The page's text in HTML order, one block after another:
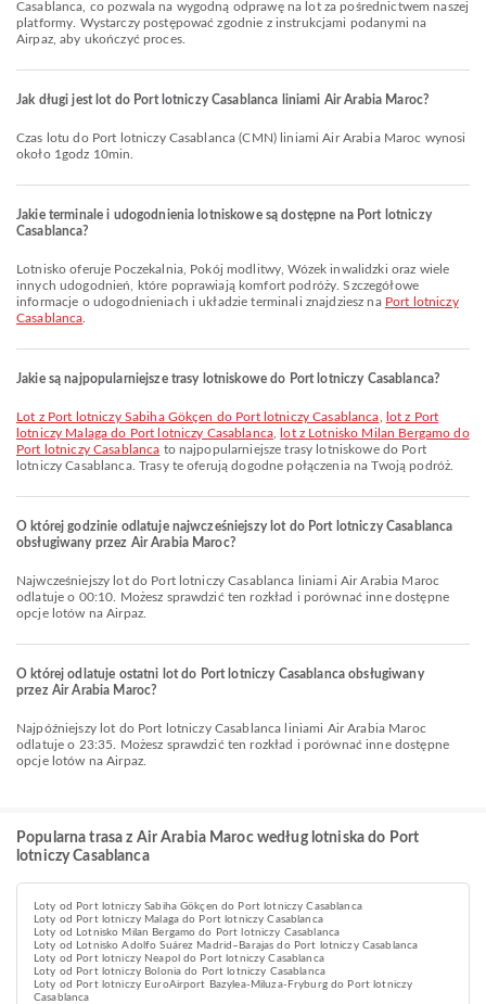
Casablanca, co pozwala na wygodną odprawę na lot za pośrednictwem naszej
platformy. Wystarczy postępować zgodnie z instrukcjami podanymi na
Airpaz, aby ukończyć proces.
Jak długi jest lot do Port lotniczy Casablanca liniami Air Arabia Maroc?
Czas lotu do Port lotniczy Casablanca (CMN) liniami Air Arabia Maroc wynosi
około 1godz 10min.
Jakie terminale i udogodnienia lotniskowe są dostępne na Port lotniczy
Casablanca?
Lotnisko oferuje Poczekalnia, Pokój modlitwy, Wózek inwalidzki oraz wiele
innych udogodnień, które poprawiają komfort podróży. Szczegółowe
informacje o udogodnieniach i układzie terminali znajdziesz na Port lotniczy
Casablanca
Jakie są najpopularniejsze trasy lotniskowe do Port lotniczy Casablanca?
lot z Port lotniczy Sabiha Gökçen do Port lotniczy Casablanca
lot z Port
lotniczy Malaga do Port lotniczy Casablanca
lot z Lotnisko Milan Bergamo do
Port lotniczy Casablanca to najpopularniejsze trasy lotniskowe do Port
lotniczy Casablanca. Trasy te oferują dogodne połączenia na Twoją podróż.
O której godzinie odlatuje najwcześniejszy lot do Port lotniczy Casablanca
obsługiwany przez Air Arabia Maroc?
Najwcześniejszy lot do Port lotniczy Casablanca liniami Air Arabia Maroc
odlatuje o 00:10. Możesz sprawdzić ten rozkład i porównać inne dostępne
opcje lotów na Airpaz.
O której odlatuje ostatni lot do Port lotniczy Casablanca obsługiwany
przez Air Arabia Maroc?
Najpóźniejszy lot do Port lotniczy Casablanca liniami Air Arabia Maroc
odlatuje o 23:35. Możesz sprawdzić ten rozkład i porównać inne dostępne
opcje lotów na Airpaz.
Popularna trasa z Air Arabia Maroc według lotniska do Port
lotniczy Casablanca
Loty od Port lotniczy Sabiha Gökçen do Port lotniczy Casablanca
Loty od Port lotniczy Malaga do Port lotniczy Casablanca
Loty od Lotnisko Milan Bergamo do Port lotniczy Casablanca
Loty od Lotnisko Adolfo Suárez Madrid–Barajas do Port lotniczy Casablanca
Loty od Port lotniczy Neapol do Port lotniczy Casablanca
Loty od Port lotniczy Bolonia do Port lotniczy Casablanca
Loty od Port lotniczy EuroAirport Bazylea-Miluza-Fryburg do Port lotniczy
Casablanca